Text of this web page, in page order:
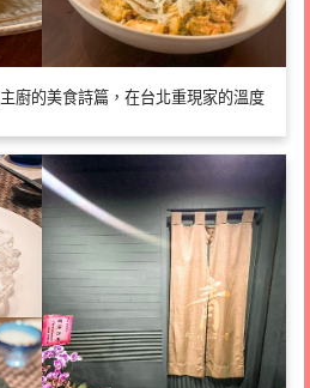
廚的美食詩篇，在台北重現家的溫度